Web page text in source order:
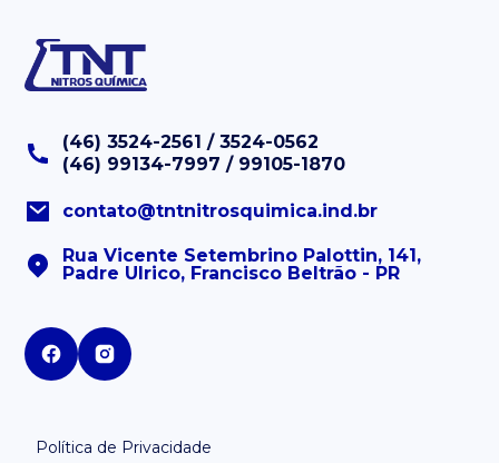
(46) 3524-2561 / 3524-0562
(46) 99134-7997 / 99105-1870
contato@tntnitrosquimica.ind.br
Rua Vicente Setembrino Palottin, 141,
Padre Ulrico, Francisco Beltrão - PR
Política de Privacidade